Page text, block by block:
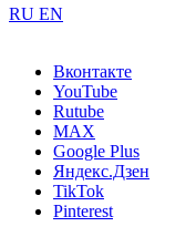
RU EN
Вконтакте
YouTube
Rutube
MAX
Google Plus
Яндекс.Дзен
TikTok
Pinterest